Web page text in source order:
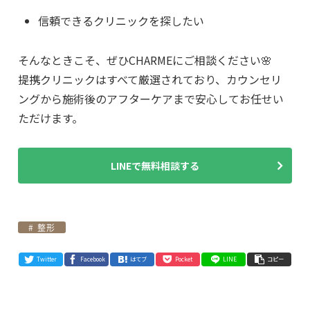
信頼できるクリニックを探したい
そんなときこそ、ぜひCHARMEにご相談ください🌸
提携クリニックはすべて厳選されており、カウンセリ
ングから施術後のアフターケアまで安心してお任せい
ただけます。
LINEで無料相談する
整形
Twitter Facebook はてブ Pocket LINE コピー